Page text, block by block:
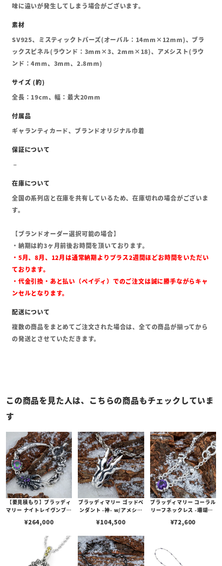
味に違いが発生してしまう場合がございます。
SV925、ミスティックトパーズ(オーバル：14mm×12mm)、ブラ
ックスピネル(ラウンド：3mm×3、2mm×18)、アメシスト(ラウ
ンド：4mm、3mm、2.8mm)
全長：19cm、幅：最大20mm
ギャランティカード、ブランドオリジナル巾着
全国の系列店と在庫を共有しているため、在庫切れの場合がございま
す。
【ブランドオーダー選択可能の場合】
・納期は約3ヶ月前後お時間を頂いております。
・5月、8月、12月は通常納期よりプラス2週間ほどお時間をいただい
ております。
・代金引換・あと払い（ペイディ）でのご注文は誠に勝手ながらキャ
ンセルとなります。
複数の商品をまとめてご注文された場合は、全ての商品が揃ってから
の発送とさせていただきます。
この商品を見た人は、こちらの商品もチェックしていま
す
【要見積もり】ブラッディ
マリー ナイトレイヴンブレ
m） w/ミスティックトパ
スピネル
¥264,000
ブラッディマリー ゴッドペ
ンダント -神- w/アメシス
¥104,500
ブラッディマリー コーラル
リーフネックレス -珊瑚礁-
¥72,600